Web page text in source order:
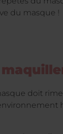
du masque !
doit